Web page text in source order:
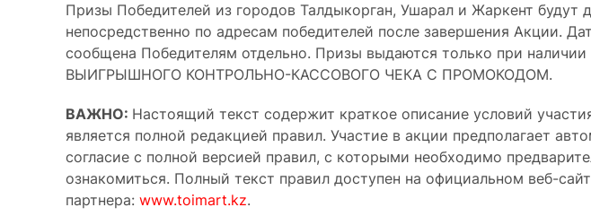
Призы Победителей из городов Талдыкорган, Ушарал и Жаркент будут
непосредственно по адресам победителей после завершения Акции.
сообщена Победителям отдельно. Призы выдаются только при
ВЫИГРЫШНОГО КОНТРОЛЬНО-КАССОВОГО ЧЕКА С ПРОМОКОДОМ.
ВАЖНО: Настоящий текст содержит краткое описание условий
является полной редакцией правил. Участие в акции предполагает
согласие с полной версией правил, с которыми необходимо
ознакомиться. Полный текст правил доступен на официальном веб-
партнера: www.toimart.kz.